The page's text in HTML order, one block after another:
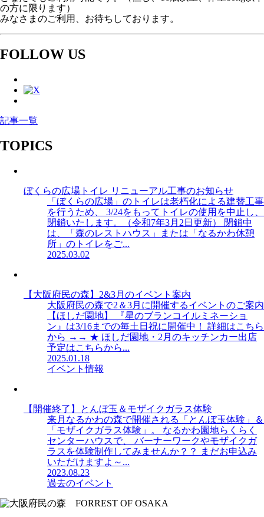
の方に限ります）
みなさまのご利用、お待ちしております。
FOLLOW US
記事一覧
TOPICS
ぼくらの広場トイレ リニューアル工事のお知らせ
「ぼくらの広場」のトイレは⽼朽化による建替⼯事
を⾏うため、 3/24をもってトイレの使⽤を中⽌し、
閉鎖いたします。（令和7年3⽉2⽇更新） 閉鎖中
は、「森のレストハウス」または「なるかわ休憩
所」のトイレをご...
2025.03.02
【大阪府民の森】2&3月のイベント案内
大阪府民の森で2＆3月に開催するイベントのご案内
【ほしだ園地】 『星のブランコイルミネーショ
ン』は3/16までの毎土日祝に開催中！ 詳細はこちら
から →→ ★ ほしだ園地・2月のキッチンカー出店
予定はこちらから...
2025.01.18
イベント情報
【開催終了】とんぼ玉＆モザイクガラス体験
来月なるかわの森で開催される「とんぼ玉体験」＆
「モザイクガラス体験」。 なるかわ園地らくらく
センターハウスで、 バーナーワークやモザイクガ
ラスを体験制作してみませんか？？ まだお申込み
いただけますよ～...
2023.08.23
過去のイベント